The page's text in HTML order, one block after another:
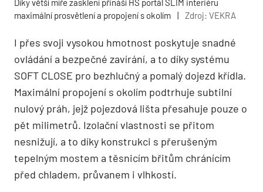
Díky větší míře zasklení přináší HS portál SLIM interiéru
maximální prosvětlení a propojení s okolím
| Zdroj: VEKRA
I přes svoji vysokou hmotnost poskytuje snadné
ovládání a bezpečné zavírání, a to díky systému
SOFT CLOSE pro bezhlučný a pomalý dojezd křídla.
Maximální propojení s okolím podtrhuje subtilní
nulový práh, jejž pojezdová lišta přesahuje pouze o
pět milimetrů. Izolační vlastnosti se přitom
nesnižují, a to díky konstrukci s přerušeným
tepelným mostem a těsnicím břitům chránícím
před chladem, průvanem i vlhkostí.